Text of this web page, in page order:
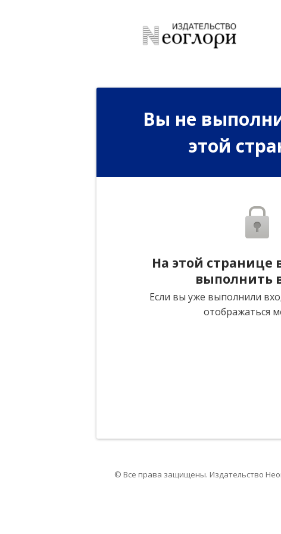
Вы не
этой
На этой странице
выполнить
Если вы уже выполнили
отображаться
© Все права защищены. Издательство